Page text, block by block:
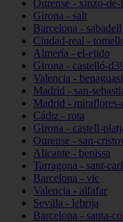
Ourense - xinzo-de-
Girona - salt
Barcelona - sabadell
Ciudad-real -
Almería - el-ejido
Girona - castelló-
Valencia -
Madrid - san-
Madrid - miraflores-
Cádiz - rota
Girona - castell-
Ourense - san-
Alicante - benissa
Tarragona - sant-
Barcelona - vic
Valencia - alfafar
Sevilla - lebrija
Barcelona - santa-